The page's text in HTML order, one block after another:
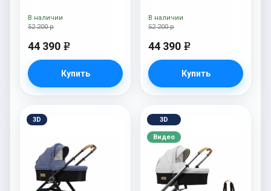
сумка Sahara
52 200 р
44 390 e
Купить
В наличии
сумка Grey
52 200 р
44 390 e
Купить
В наличии
3D 3D
Видео